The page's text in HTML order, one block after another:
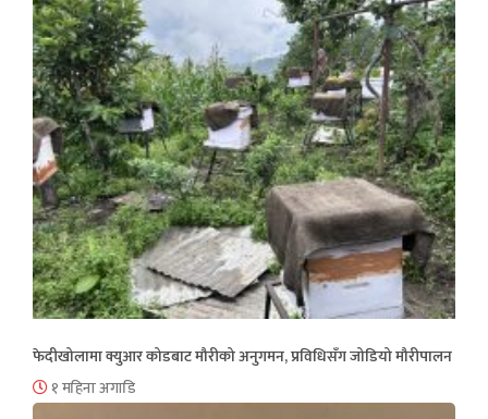
फेदीखोलामा क्युआर कोडबाट मौरीको अनुगमन, प्रविधिसँग जोडियो मौरीपालन
१ महिना अगाडि